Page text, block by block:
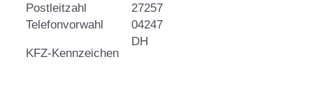
Postleitzahl
27257
Telefonvorwahl
04247
KFZ-Kennzeichen
DH